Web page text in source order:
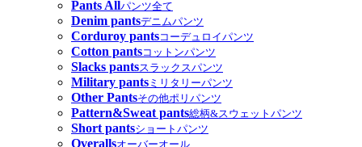
Pants Allパンツ全て
Denim pantsデニムパンツ
Corduroy pantsコーデュロイパンツ
Cotton pantsコットンパンツ
Slacks pantsスラックスパンツ
Military pants ミリタリーパンツ
Other Pantsその他ポリパンツ
Pattern&Sweat pants総柄&スウェットパンツ
Short pantsショートパンツ
Overallsオーバーオール